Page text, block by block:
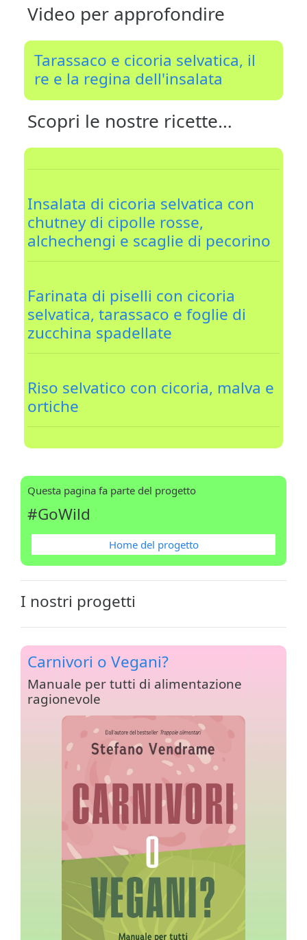
Video per approfondire
Tarassaco e cicoria selvatica, il
re e la regina dell'insalata
Scopri le nostre ricette…
Insalata di cicoria selvatica con
chutney di cipolle rosse,
alchechengi e scaglie di pecorino
Farinata di piselli con cicoria
selvatica, tarassaco e foglie di
zucchina spadellate
Riso selvatico con cicoria, malva e
ortiche
Questa pagina fa parte del progetto
#GoWild
Home del progetto
I nostri progetti
Carnivori o Vegani?
Manuale per tutti di alimentazione
ragionevole